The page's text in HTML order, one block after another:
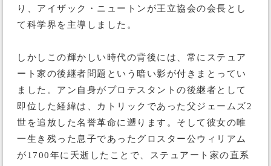
り、アイザック・ニュートンが王立協会の会長とし
て科学界を主導しました。
しかしこの輝かしい時代の背後には、常にステュア
ート家の後継者問題という暗い影が付きまとってい
ました。アン自身がプロテスタントの後継者として
即位した経緯は、カトリックであった父ジェームズ2
世を追放した名誉革命に遡ります。そして彼女の唯
一生き残った息子であったグロスター公ウィリアム
が1700年に夭逝したことで、ステュアート家の直系